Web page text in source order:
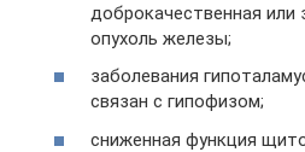
доброкачественная или
опухоль железы;
заболевания
связан с гипофизом;
сниженная функция